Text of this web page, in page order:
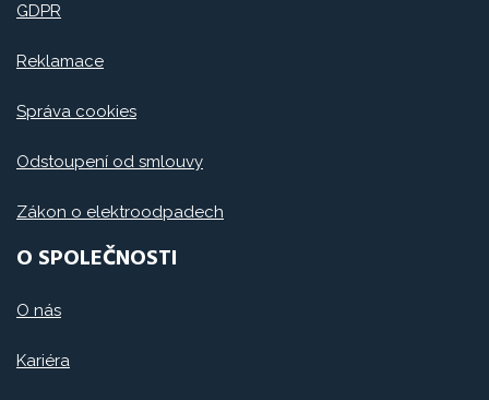
GDPR
Reklamace
Správa cookies
Odstoupení od smlouvy
Zákon o elektroodpadech
O SPOLEČNOSTI
O nás
Kariéra